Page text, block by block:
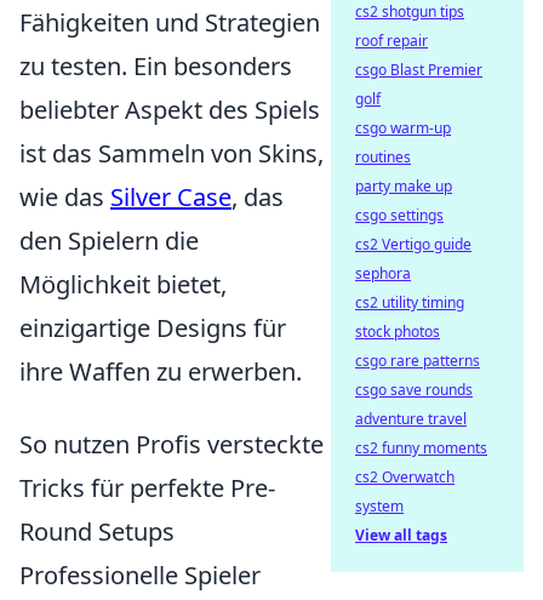
Fähigkeiten und Strategien
zu testen. Ein besonders
beliebter Aspekt des Spiels
ist das Sammeln von Skins,
wie das Silver Case, das
den Spielern die
Möglichkeit bietet,
einzigartige Designs für
ihre Waffen zu erwerben.
So nutzen Profis versteckte
Tricks für perfekte Pre-
Round Setups
Professionelle Spieler
cs2 shotgun tips
roof repair
csgo Blast Premier
golf
csgo warm-up
routines
party make up
csgo settings
cs2 Vertigo guide
sephora
cs2 utility timing
stock photos
csgo rare patterns
csgo save rounds
adventure travel
cs2 funny moments
cs2 Overwatch
system
View all tags